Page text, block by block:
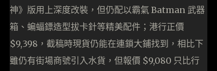
神》版用上深度改裝，但仍配以霸氣 Batman 武器
箱、蝙蝠鏢造型拔卡針等精美配件；港行正價
$9,398，截稿時現貨仍能在連鎖大鋪找到，相比下
雖仍有街場商號引入水貨，但報價 $9,080 只比行